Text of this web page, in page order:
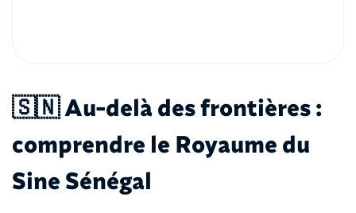
🇸🇳 Au-delà des frontières :
comprendre le Royaume du
Sine Sénégal